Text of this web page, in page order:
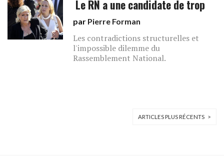
Le RN a une candidate de trop
par Pierre Forman
Les contradictions structurelles et
l'impossible dilemme du
Rassemblement National.
ARTICLES PLUS RÉCENTS >